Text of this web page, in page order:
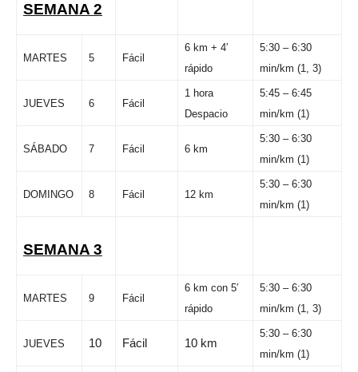
SEMANA 2
MARTES 5 Fácil
6 km + 4′
rápido
5:30 – 6:30
min/km (1, 3)
JUEVES 6 Fácil
1 hora
Despacio
5:45 – 6:45
min/km (1)
SÁBADO 7 Fácil 6 km
5:30 – 6:30
min/km (1)
DOMINGO 8 Fácil 12 km
5:30 – 6:30
min/km (1)
SEMANA 3
MARTES 9 Fácil
6 km con 5′
rápido
5:30 – 6:30
min/km (1, 3)
JUEVES 10 Fácil 10 km
5:30 – 6:30
min/km (1)